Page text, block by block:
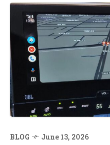
BLOG June 13, 2026